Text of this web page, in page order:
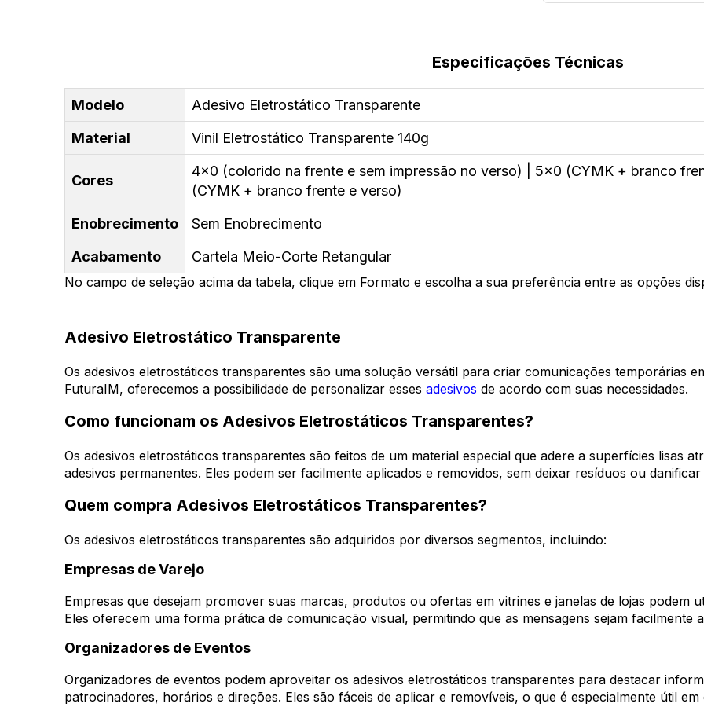
Especificações Técnicas
Modelo
Adesivo Eletrostático Transparente
Material
Vinil Eletrostático Transparente 140g
Cores
4x0 (colorido na frente e sem impressão no verso) | 5x0 (CYMK + branco
(CYMK + branco frente e verso)
Enobrecimento
Sem Enobrecimento
Acabamento
Cartela Meio-Corte Retangular
No campo de seleção acima da tabela, clique em Formato e escolha a sua preferência entre as opções
Adesivo Eletrostático Transparente
Os adesivos eletrostáticos transparentes são uma solução versátil para criar comunicações temporárias
FuturaIM, oferecemos a possibilidade de personalizar esses adesivos de acordo com suas necessidades.
Como funcionam os Adesivos Eletrostáticos Transparentes?
Os adesivos eletrostáticos transparentes são feitos de um material especial que adere a superfícies lisas
adesivos permanentes. Eles podem ser facilmente aplicados e removidos, sem deixar resíduos ou
Quem compra Adesivos Eletrostáticos Transparentes?
Os adesivos eletrostáticos transparentes são adquiridos por diversos segmentos, incluindo:
Empresas de Varejo
Empresas que desejam promover suas marcas, produtos ou ofertas em vitrines e janelas de lojas podem
Eles oferecem uma forma prática de comunicação visual, permitindo que as mensagens sejam facilmente
Organizadores de Eventos
Organizadores de eventos podem aproveitar os adesivos eletrostáticos transparentes para destacar
patrocinadores, horários e direções. Eles são fáceis de aplicar e removíveis, o que é especialmente útil